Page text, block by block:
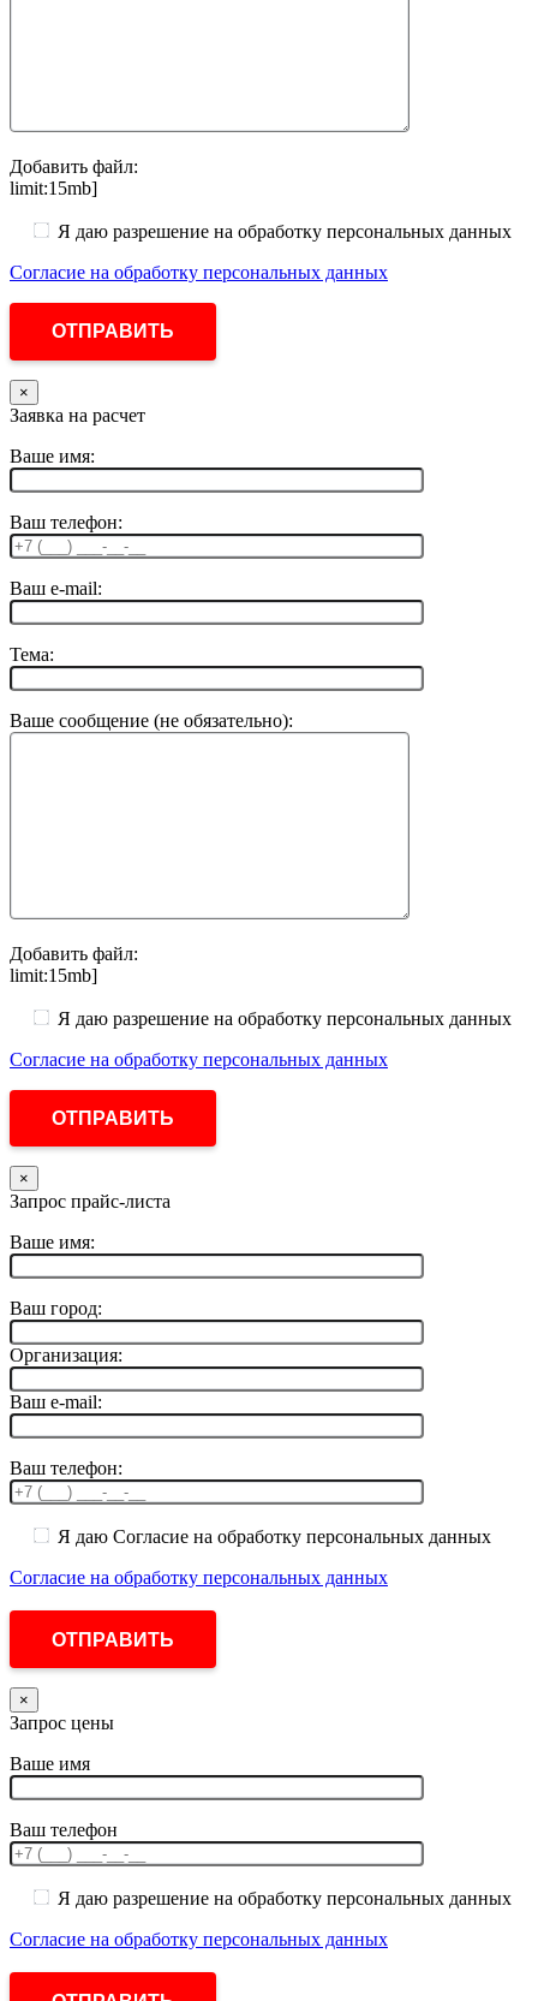
Добавить файл:
limit:15mb]
Я даю разрешение на обработку персональных данных
Согласие на обработку персональных данных
×
Заявка на расчет
Ваше имя:
Ваш телефон:
Ваш e-mail:
Тема:
Ваше сообщение (не обязательно):
Добавить файл:
limit:15mb]
Я даю разрешение на обработку персональных данных
Согласие на обработку персональных данных
×
Запрос прайс-листа
Ваше имя:
Ваш город:
Организация:
Ваш e-mail:
Ваш телефон:
Я даю Согласие на обработку персональных данных
Согласие на обработку персональных данных
×
Запрос цены
Ваше имя
Ваш телефон
Я даю разрешение на обработку персональных данных
Согласие на обработку персональных данных